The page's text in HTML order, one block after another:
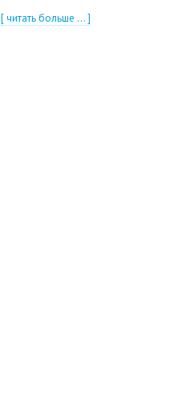
[ читать больше ... ]